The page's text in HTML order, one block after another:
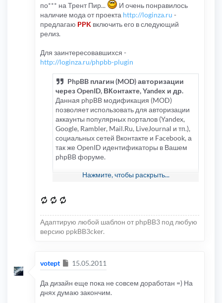
по*** на Трент Пир...
И очень понравилось
наличие мода от проекта http://loginza.ru -
предлагаю PPK включить его в следующий
релиз.
Для заинтересовавшихся -
http://loginza.ru/phpbb-plugin
PhpBB плагин (MOD) авторизации
через OpenID, ВКонтакте, Yandex и др.
Данная phpBB модификация (MOD)
позволяет использовать для авторизации
аккаунты популярных порталов (Yandex,
Google, Rambler, Mail.Ru, LiveJournal и тп.),
социальных сетей Вконтакте и Facebook, а
так же OpenID идентификаторы в Вашем
phpBB форуме.
Возможности модификации:
(конференции) смогут без сложной
процедуры регистрации авторизироваться
на нем и оставлять сообщения,
публиковать топики;
MOD умеет получать дополнительные
провайдером) для использования их в
профиле пользователя phpBB;
Поддерживаются следующие провайдеры
авторизации:
Yandex, VKontakte, Facebook, Twitter,
Нажмите, чтобы раскрыть...
Адаптирую любой шаблон от phpBB3 под любую
версию ppkBB3cker.
votept Сообщение
15.05.2011
Да дизайн еще пока не совсем доработан =) На
днях думаю закончим.